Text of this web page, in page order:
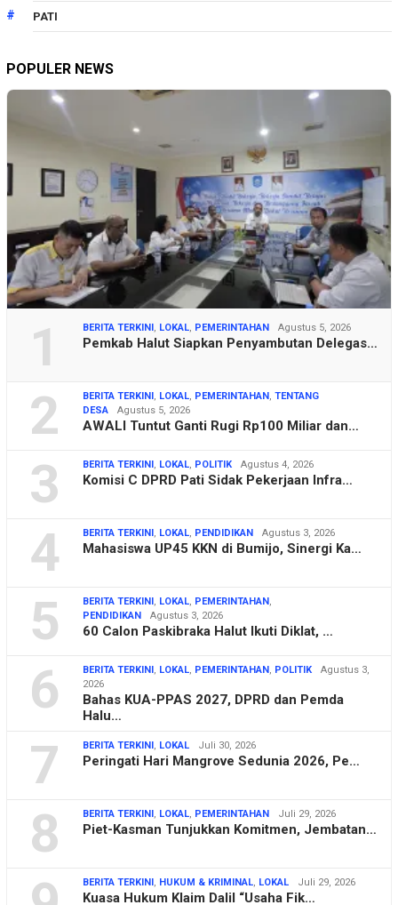
PATI
POPULER NEWS
1 BERITA TERKINI, LOKAL, PEMERINTAHAN Agustus 5, 2026
Pemkab Halut Siapkan Penyambutan Delegas…
2 BERITA TERKINI, LOKAL, PEMERINTAHAN, TENTANG
DESA
Agustus 5, 2026
AWALI Tuntut Ganti Rugi Rp100 Miliar dan…
3 BERITA TERKINI, LOKAL, POLITIK Agustus 4, 2026
Komisi C DPRD Pati Sidak Pekerjaan Infra…
4 BERITA TERKINI, LOKAL, PENDIDIKAN Agustus 3, 2026
Mahasiswa UP45 KKN di Bumijo, Sinergi Ka…
5 BERITA TERKINI, LOKAL, PEMERINTAHAN,
PENDIDIKAN
Agustus 3, 2026
60 Calon Paskibraka Halut Ikuti Diklat, …
6 BERITA TERKINI, LOKAL, PEMERINTAHAN, POLITIK
Agustus 3,
2026
Bahas KUA-PPAS 2027, DPRD dan Pemda
Halu…
7 BERITA TERKINI, LOKAL Juli 30, 2026
Peringati Hari Mangrove Sedunia 2026, Pe…
8 BERITA TERKINI, LOKAL, PEMERINTAHAN Juli 29, 2026
Piet-Kasman Tunjukkan Komitmen, Jembatan…
BERITA TERKINI, HUKUM & KRIMINAL, LOKAL Juli 29, 2026
Kuasa Hukum Klaim Dalil “Usaha Fik…